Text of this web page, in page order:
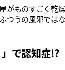
がものすごく
つうの風邪では
も効果がなか
」で認知症